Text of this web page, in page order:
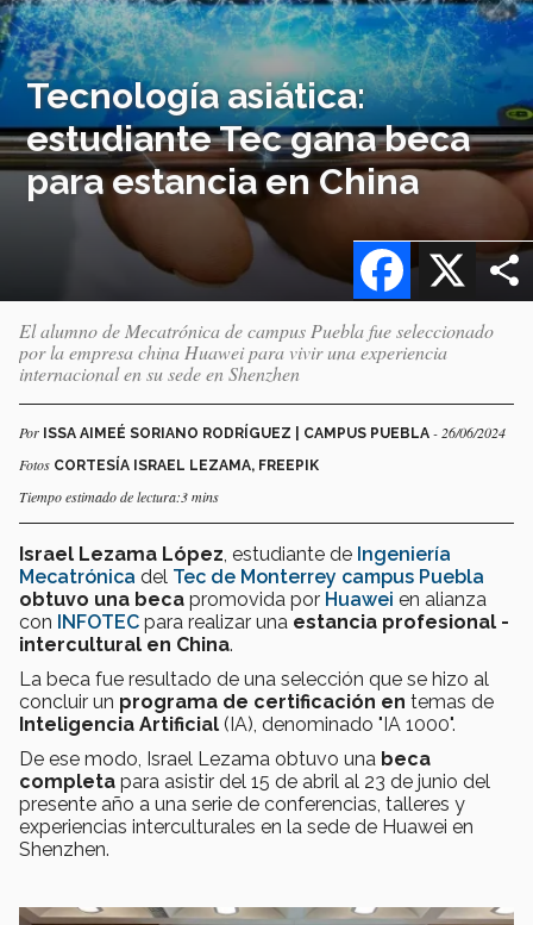
Tecnología asiática:
estudiante Tec gana beca
para estancia en China
X
Facebook
El alumno de Mecatrónica de campus Puebla fue seleccionado
por la empresa china Huawei para vivir una experiencia
internacional en su sede en Shenzhen
Por ISSA AIMEÉ SORIANO RODRÍGUEZ | CAMPUS PUEBLA - 26/06/2024
Fotos CORTESÍA ISRAEL LEZAMA, FREEPIK
Tiempo estimado de lectura:3 mins
Israel Lezama López , estudiante de Ingeniería
Mecatrónica del Tec de Monterrey campus Puebla
obtuvo una beca promovida por Huawei en alianza
con INFOTEC para realizar una estancia profesional -
intercultural en China.
La beca fue resultado de una selección que se hizo al
concluir un programa de certificación en temas de
Inteligencia Artificial (IA), denominado "IA 1000".
De ese modo, Israel Lezama obtuvo una beca
completa para asistir del 15 de abril al 23 de junio del
presente año a una serie de conferencias, talleres y
experiencias interculturales en la sede de Huawei en
Shenzhen.